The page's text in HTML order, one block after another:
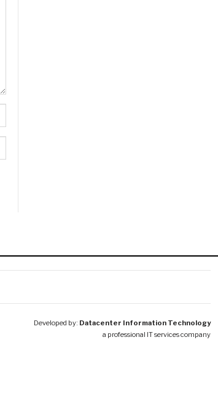
Developed by: Datacenter Information Technology
a professional IT services company